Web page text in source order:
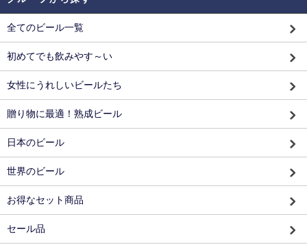
全てのビール一覧
初めてでも飲みやす～い
女性にうれしいビールたち
贈り物に最適！熟成ビール
日本のビール
世界のビール
お得なセット商品
セール品